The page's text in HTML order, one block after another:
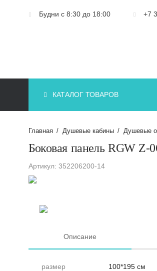
Будни с 8:30 до 18:00 +7
КАТАЛОГ ТОВАРОВ
Главная / Душевые кабины / Душевые
Боковая панель RGW
Артикул: 352206200-14
Описание
размер
100*195 см